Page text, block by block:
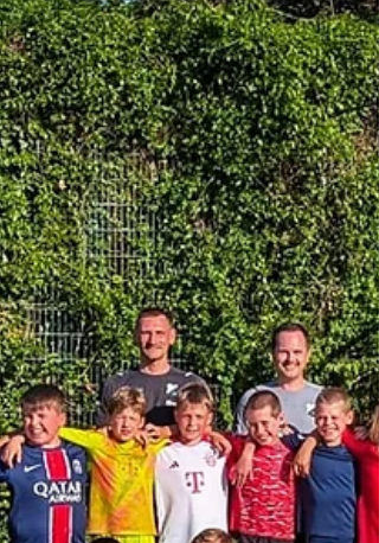
Gesichter zu integrieren und als Mannschaft
zusammenzuwachsen. Unter der Leitung unseres
engagierten Trainerteams Sebastian Schulz und Jens
Püschner entwickelte sich die Mannschaft im Laufe
Saison stetig weiter. Trotz Höhen und Tiefen
wir am Ende einen soliden 9. Tabellenplatz. Für die
neue Saison haben wir uns punk